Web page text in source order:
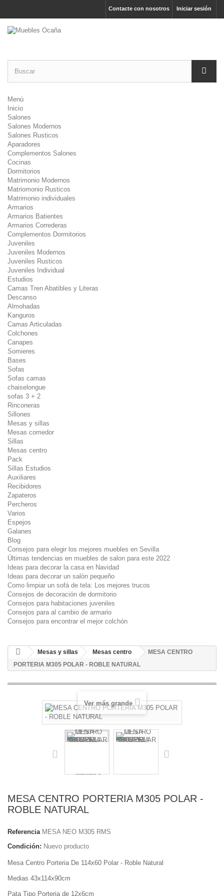
Iniciar sesión
Contacte con nosotros
Menú
Inicio
Salones
Salones Modernos
Salones Rusticos
Aparadores
Complementos Salones
Cocinas
Dormitorios
Matrimonio Modernos
Matriomonio Rusticos
Matrimonio individuales
Armarios
Armarios Batientes
Armarios Correderas
Complementos Dormitorios
Juveniles
Juveniles Modernos
Juveniles Rusticos
Juveniles Individual
Estudios
Camas Tren Abatibles y Literas
Descanso
Almohadas
Kanguros
Camas Articuladas
Colchones
Canapes
Somieres
Bases
Sofas
Sofas camas
chaiselongue
sofas 3 + 2
Rinconeras
Sillones
Mesas y sillas
Mesas comedor
Sillas
Mesas centro
Pack
Sillas Estudios
Auxiliares
Recibidores
Zapateros
Percheros
Varios
Espejos
Galanes
Blog
Consejos para elegir los mejores muebles en Sevilla
Últimas tendencias en muebles de salon para este 2022
Ideas para decorar la casa en Navidad
Ideas para decorar un salón pequeño
Como limpiar un sofá de tela: Los mejores trucos
Consejos de decoración de dormitorio
Consejos para habitaciones juveniles
Consejos para al cambio de armario
Consejos para encontrar el mejor colchón
Mesas y sillas Mesas centro
MESA CENTRO
PORTERIA M305 POLAR - ROBLE NATURAL
Ver más grande
MESA CENTRO PORTERIA M305 POLAR -
ROBLE NATURAL
Referencia MESA NEO M305 RMS
Condición: Nuevo producto
Mesa Centro Porteria De 114x60 Polar - Roble Natural
Medias 43x114x90cm
Pata Tipo Porteria de 12x6cm